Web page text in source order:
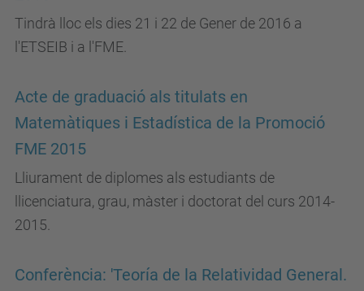
Tindrà lloc els dies 21 i 22 de Gener de 2016 a
l'ETSEIB i a l'FME.
Acte de graduació als titulats en
Matemàtiques i Estadística de la Promoció
FME 2015
Lliurament de diplomes als estudiants de
llicenciatura, grau, màster i doctorat del curs 2014-
2015.
Conferència: 'Teoría de la Relatividad General.